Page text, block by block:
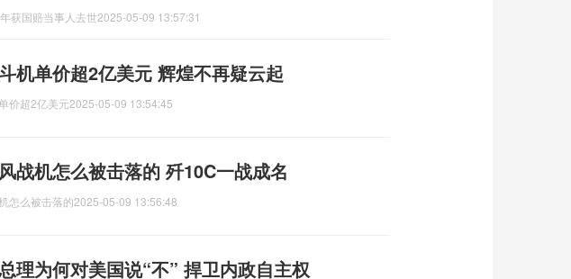
获国赔当事人去世2025-05-09 13:57:31
机单价超2亿美元 辉煌不再疑云起
价超2亿美元2025-05-09 13:54:45
战机怎么被击落的 歼10C一战成名
怎么被击落的2025-05-09 13:56:48
理为何对美国说“不” 捍卫内政自主权